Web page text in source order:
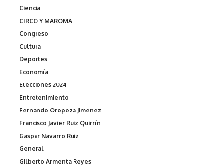
Ciencia
CIRCO Y MAROMA
Congreso
Cultura
Deportes
Economía
Elecciones 2024
Entretenimiento
Fernando Oropeza Jimenez
Francisco Javier Ruiz Quirrín
Gaspar Navarro Ruiz
General
Gilberto Armenta Reyes